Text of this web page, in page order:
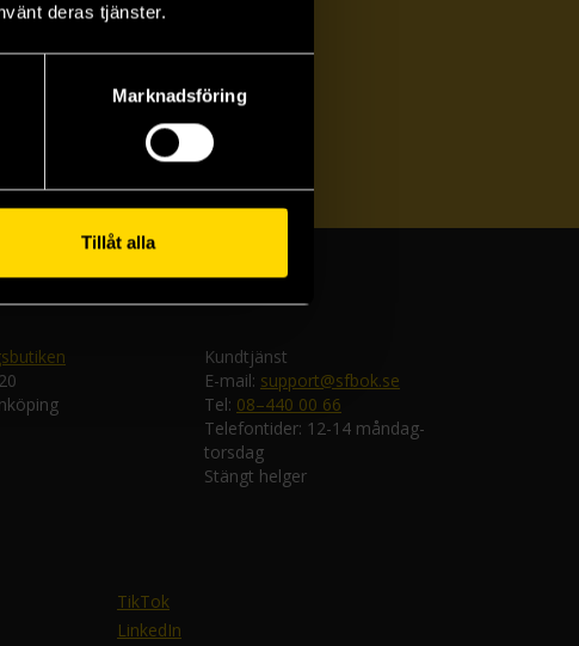
deras tjänster.
Marknadsföring
Tillåt alla
Kundtjänst
E-mail: support@sfbok.se
Tel: 08–440 00 66
Telefontider: 12-14 måndag-
torsdag
Stängt helger
TikTok
LinkedIn